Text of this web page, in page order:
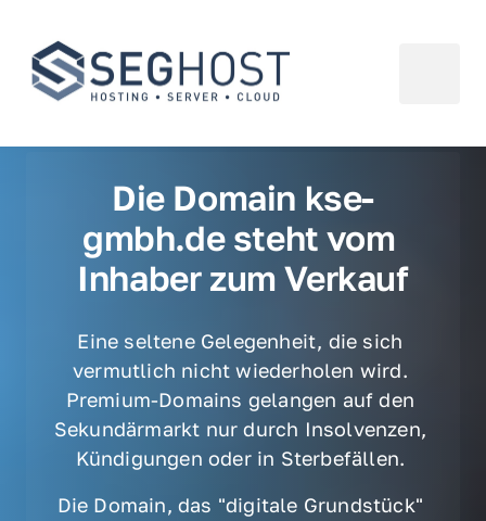
Die Domain kse-
gmbh.de steht vom
Inhaber zum Verkauf
Eine seltene Gelegenheit, die sich
vermutlich nicht wiederholen wird.
Premium-Domains gelangen auf den
Sekundärmarkt nur durch Insolvenzen,
Kündigungen oder in Sterbefällen.
Die Domain, das "digitale Grundstück"